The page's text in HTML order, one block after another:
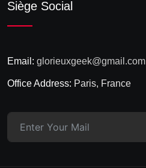
Siège Social
Email: glorieuxgeek@gmail.com
Office Address: Paris, France